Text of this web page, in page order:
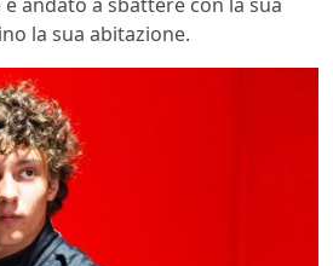
la sua abitazione.